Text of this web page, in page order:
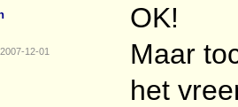
12-01
OK!
Maar
het